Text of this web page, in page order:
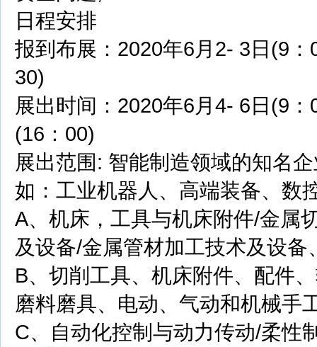
日程安排
报到布展：2020年6月2- 3日(9
30)
展出时间：2020年6月4- 6日(9
(16：00)
展出范围: 智能制造领域的知名
如：工业机器人、高端装备、数
A、机床，工具与机床附件/金属
及设备/金属管材加工技术及设
B、切削工具、机床附件、配件
磨料磨具、电动、气动和机械手
C、自动化控制与动力传动/柔性